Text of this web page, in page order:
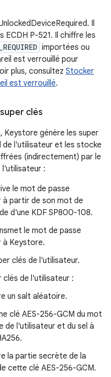
Il
ECDH P-521. Il chiffre les
importées ou
est verrouillé pour
plus, consultez Stocker
est verrouillé.
clés
Keystore génère les super
de l'utilisateur et les stocke
(indirectement) par le
:
le mot de passe
partir de son mot de
d'une KDF SP800-108.
le mot de passe
à Keystore.
clés de l'utilisateur.
clés de l'utilisateur :
un salt aléatoire.
clé AES-256-GCM du mot
de l'utilisateur et du sel à
la partie secrète de la
cette clé AES-256-GCM.